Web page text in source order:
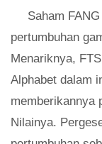
Saham
pertumbuhan
Menariknya,
Alphabet dalam
memberikannya
Nilainya.